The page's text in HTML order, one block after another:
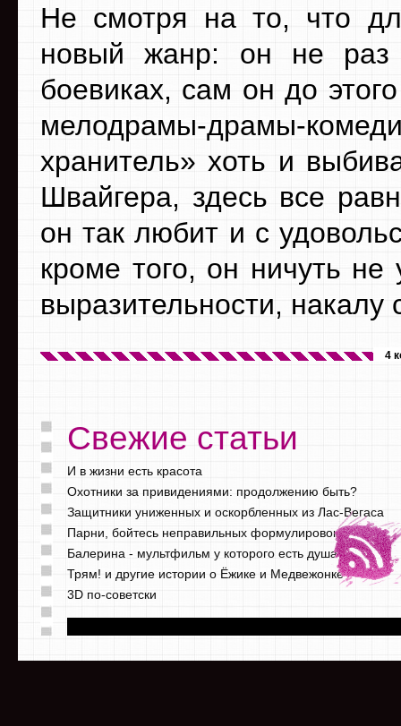
Не смотря на то, что
новый жанр: он не раз
боевиках, сам он до
мелодрамы-драмы-
хранитель» хоть и
Швайгера, здесь все
он так любит и с
кроме того, он ничуть
выразительности, накалу
4
Свежие статьи
И в жизни есть красота
Охотники за привидениями: продолжению быть?
Защитники униженных и оскорбленных из Лас-Вегаса
Парни, бойтесь неправильных формулировок
Балерина - мультфильм у которого есть душа
Трям! и другие истории о Ёжике и Медвежонке
3D по-советски